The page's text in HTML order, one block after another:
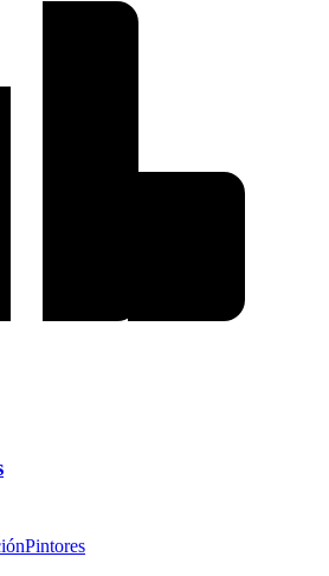
Pintores